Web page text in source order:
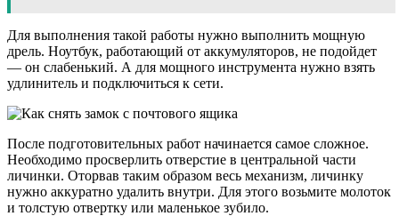
Для выполнения такой работы нужно выполнить мощную
дрель. Ноутбук, работающий от аккумуляторов, не подойдет
— он слабенький. А для мощного инструмента нужно взять
удлинитель и подключиться к сети.
После подготовительных работ начинается самое сложное.
Необходимо просверлить отверстие в центральной части
личинки. Оторвав таким образом весь механизм, личинку
нужно аккуратно удалить внутри. Для этого возьмите молоток
и толстую отвертку или маленькое зубило.